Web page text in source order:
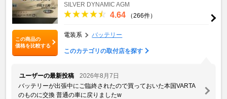
この商品の
価格を比較する
SILVER DYNAMIC AGM
4.64 （266件）
電装系 バッテリー
このカテゴリの取付店を探す
ユーザーの最新投稿
2026年8月7日
バッテリーが出張中にご臨終されたので買っておいた本国VARTA
のものに交換 普通の車に戻りましたw